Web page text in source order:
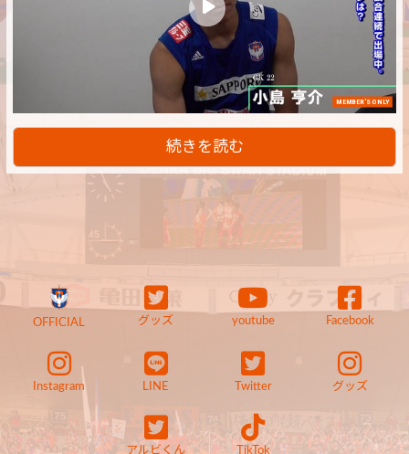
MEMBER'S ONLY
続きを読む
OFFICIAL グッズ youtube Facebook
Instagram LINE Twitter グッズ
アルビくん TikTok